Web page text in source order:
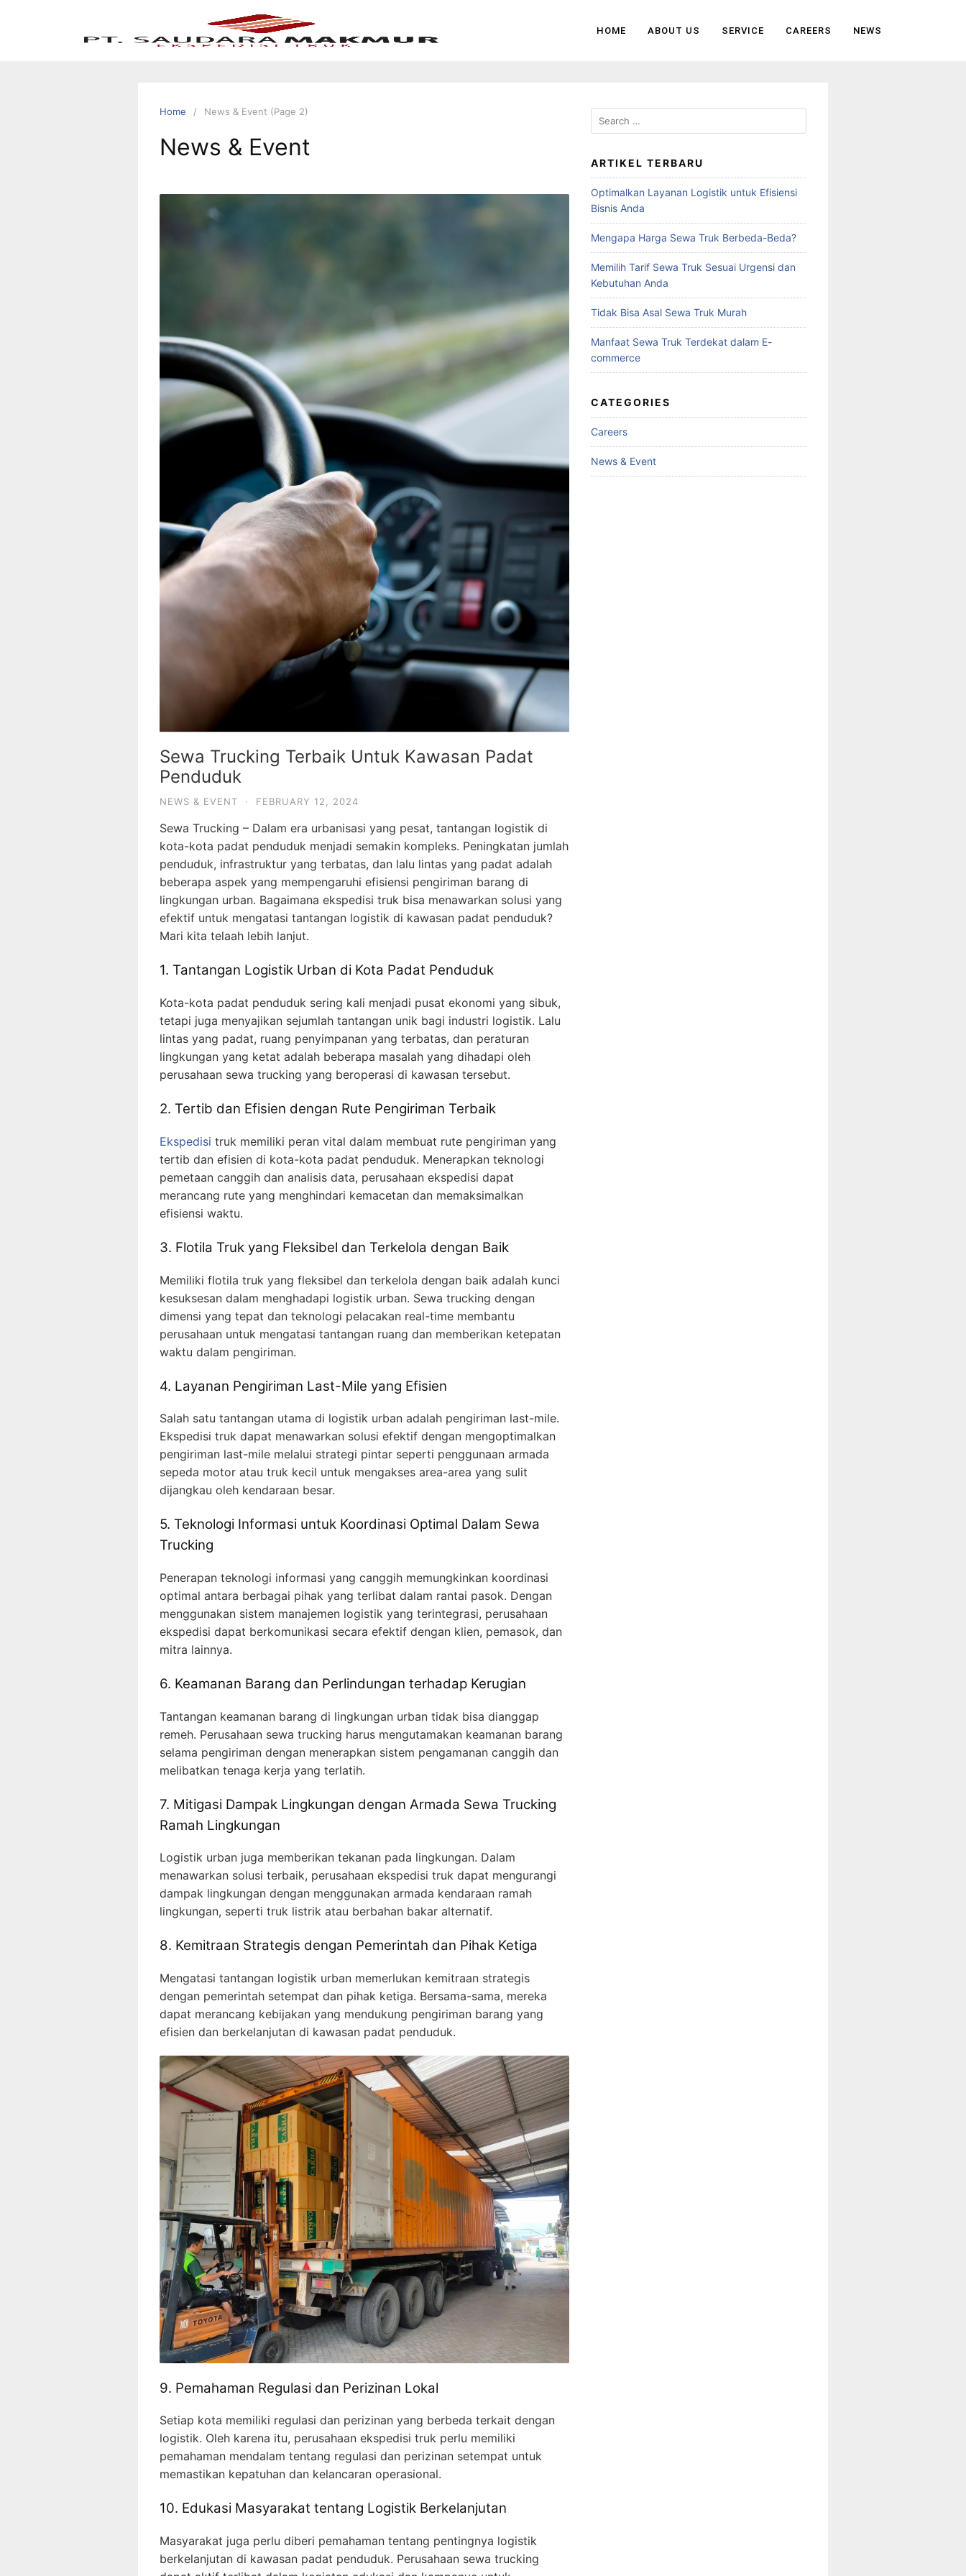
HOME ABOUT US SERVICE CAREERS NEWS
Home News & Event (Page 2)
News & Event
Sewa Trucking Terbaik Untuk Kawasan Padat
Penduduk
NEWS & EVENT · FEBRUARY 12, 2024
Sewa Trucking – Dalam era urbanisasi yang pesat, tantangan logistik di
kota-kota padat penduduk menjadi semakin kompleks. Peningkatan jumlah
penduduk, infrastruktur yang terbatas, dan lalu lintas yang padat adalah
beberapa aspek yang mempengaruhi efisiensi pengiriman barang di
lingkungan urban. Bagaimana ekspedisi truk bisa menawarkan solusi yang
efektif untuk mengatasi tantangan logistik di kawasan padat penduduk?
Mari kita telaah lebih lanjut.
1. Tantangan Logistik Urban di Kota Padat Penduduk
Kota-kota padat penduduk sering kali menjadi pusat ekonomi yang sibuk,
tetapi juga menyajikan sejumlah tantangan unik bagi industri logistik. Lalu
lintas yang padat, ruang penyimpanan yang terbatas, dan peraturan
lingkungan yang ketat adalah beberapa masalah yang dihadapi oleh
perusahaan sewa trucking yang beroperasi di kawasan tersebut.
2. Tertib dan Efisien dengan Rute Pengiriman Terbaik
Ekspedisi truk memiliki peran vital dalam membuat rute pengiriman yang
tertib dan efisien di kota-kota padat penduduk. Menerapkan teknologi
pemetaan canggih dan analisis data, perusahaan ekspedisi dapat
merancang rute yang menghindari kemacetan dan memaksimalkan
efisiensi waktu.
3. Flotila Truk yang Fleksibel dan Terkelola dengan Baik
Memiliki flotila truk yang fleksibel dan terkelola dengan baik adalah kunci
kesuksesan dalam menghadapi logistik urban. Sewa trucking dengan
dimensi yang tepat dan teknologi pelacakan real-time membantu
perusahaan untuk mengatasi tantangan ruang dan memberikan ketepatan
waktu dalam pengiriman.
4. Layanan Pengiriman Last-Mile yang Efisien
Salah satu tantangan utama di logistik urban adalah pengiriman last-mile.
Ekspedisi truk dapat menawarkan solusi efektif dengan mengoptimalkan
pengiriman last-mile melalui strategi pintar seperti penggunaan armada
sepeda motor atau truk kecil untuk mengakses area-area yang sulit
dijangkau oleh kendaraan besar.
5. Teknologi Informasi untuk Koordinasi Optimal Dalam Sewa
Trucking
Penerapan teknologi informasi yang canggih memungkinkan koordinasi
optimal antara berbagai pihak yang terlibat dalam rantai pasok. Dengan
menggunakan sistem manajemen logistik yang terintegrasi, perusahaan
ekspedisi dapat berkomunikasi secara efektif dengan klien, pemasok, dan
mitra lainnya.
6. Keamanan Barang dan Perlindungan terhadap Kerugian
Tantangan keamanan barang di lingkungan urban tidak bisa dianggap
remeh. Perusahaan sewa trucking harus mengutamakan keamanan barang
selama pengiriman dengan menerapkan sistem pengamanan canggih dan
melibatkan tenaga kerja yang terlatih.
7. Mitigasi Dampak Lingkungan dengan Armada Sewa Trucking
Ramah Lingkungan
Logistik urban juga memberikan tekanan pada lingkungan. Dalam
menawarkan solusi terbaik, perusahaan ekspedisi truk dapat mengurangi
dampak lingkungan dengan menggunakan armada kendaraan ramah
lingkungan, seperti truk listrik atau berbahan bakar alternatif.
8. Kemitraan Strategis dengan Pemerintah dan Pihak Ketiga
Mengatasi tantangan logistik urban memerlukan kemitraan strategis
dengan pemerintah setempat dan pihak ketiga. Bersama-sama, mereka
dapat merancang kebijakan yang mendukung pengiriman barang yang
efisien dan berkelanjutan di kawasan padat penduduk.
9. Pemahaman Regulasi dan Perizinan Lokal
Setiap kota memiliki regulasi dan perizinan yang berbeda terkait dengan
logistik. Oleh karena itu, perusahaan ekspedisi truk perlu memiliki
pemahaman mendalam tentang regulasi dan perizinan setempat untuk
memastikan kepatuhan dan kelancaran operasional.
10. Edukasi Masyarakat tentang Logistik Berkelanjutan
Masyarakat juga perlu diberi pemahaman tentang pentingnya logistik
berkelanjutan di kawasan padat penduduk. Perusahaan sewa trucking
ARTIKEL TERBARU
Optimalkan Layanan Logistik untuk Efisiensi
Bisnis Anda
Mengapa Harga Sewa Truk Berbeda-Beda?
Memilih Tarif Sewa Truk Sesuai Urgensi dan
Kebutuhan Anda
Tidak Bisa Asal Sewa Truk Murah
Manfaat Sewa Truk Terdekat dalam E-
commerce
CATEGORIES
Careers
News & Event